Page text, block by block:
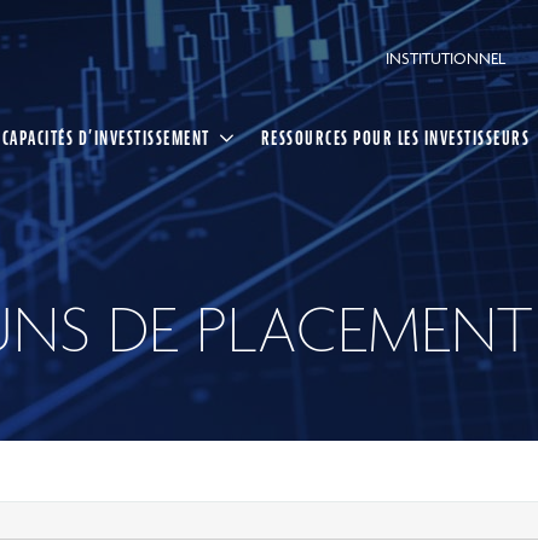
CI
INSTITUTIONNEL
CAPACITÉS D’INVESTISSEMENT RESSOURCES POUR LES INVESTISSEURS
DE PLACEMENT